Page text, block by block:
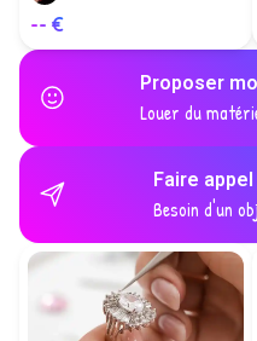
-- €
Proposer
Louer du
Faire
Besoin d'un